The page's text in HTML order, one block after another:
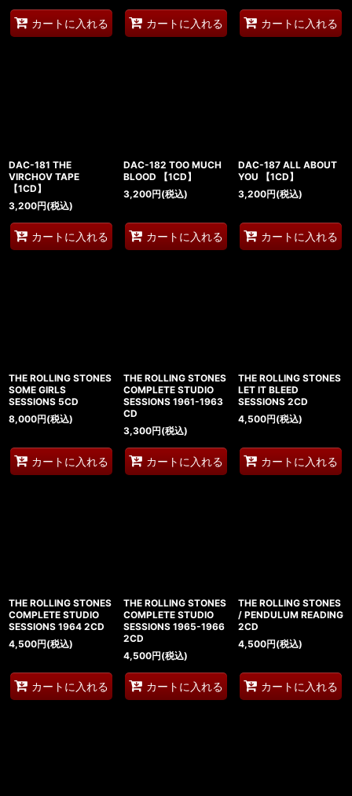
カートに入れる カートに入れる カートに入れる
DAC-181 THE
VIRCHOV TAPE
【1CD】
3,200円(税込)
カートに入れる
DAC-182 TOO MUCH
BLOOD 【1CD】
3,200円(税込)
カートに入れる
DAC-187 ALL ABOUT
YOU 【1CD】
3,200円(税込)
カートに入れる
THE ROLLING STONES
SOME GIRLS
SESSIONS 5CD
8,000円(税込)
カートに入れる
THE ROLLING STONES
COMPLETE STUDIO
SESSIONS 1961-1963
CD
3,300円(税込)
カートに入れる
THE ROLLING STONES
LET IT BLEED
SESSIONS 2CD
4,500円(税込)
カートに入れる
THE ROLLING STONES
COMPLETE STUDIO
SESSIONS 1964 2CD
4,500円(税込)
カートに入れる
THE ROLLING STONES
COMPLETE STUDIO
SESSIONS 1965-1966
2CD
4,500円(税込)
カートに入れる
THE ROLLING STONES
/ PENDULUM READING
2CD
4,500円(税込)
カートに入れる